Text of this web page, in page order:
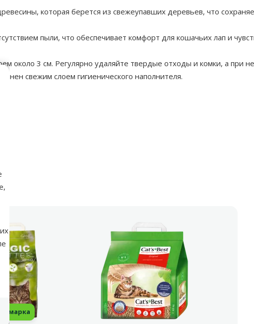
которая берется из свежеупавших деревьев, что
пыли, что обеспечивает комфорт для кошачьих лап и
около 3 см. Регулярно удаляйте твердые отходы и комки, а при
свежим слоем гигиенического наполнителя.
марка